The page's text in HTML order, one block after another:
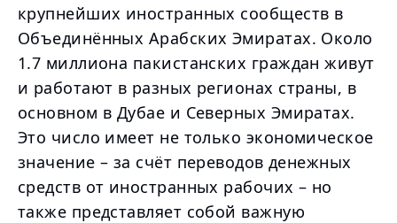
крупнейших иностранных сообществ в
Объединённых Арабских Эмиратах. Около
1.7 миллиона пакистанских граждан живут
и работают в разных регионах страны, в
основном в Дубае и Северных Эмиратах.
Это число имеет не только экономическое
значение – за счёт переводов денежных
средств от иностранных рабочих – но
также представляет собой важную